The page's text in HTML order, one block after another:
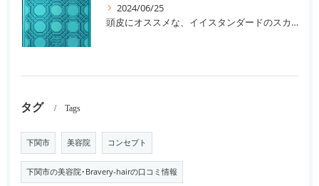
2024/06/25
頭皮にオススメな、イイスタンダードのスカルプ系シャンプー＆トリートメントです！
タグ Tags
下関市 美容院 コンセプト
下関市の美容院･Bravery-hairの口コミ情報